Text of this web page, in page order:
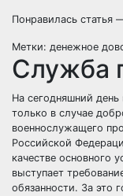
Понравилась статья
Метки: денежное
Служба
На сегодняшний
только в случае
военнослужащего
Российской
качестве основного
выступает
обязанности. За это